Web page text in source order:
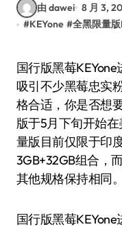
由 dawei 8 月 3,
#KEYone #全黑限量
国行版黑莓KEYone进入发布倒计时7天时间，想必能
吸引不少黑莓忠实
格合适，你是否想
版于5月下旬开始
量版目前仅限于印
3GB+32GB组合，
其他规格保持相同。
国行版黑莓